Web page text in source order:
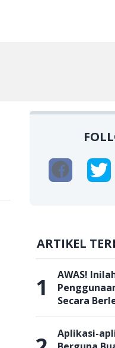
ARTIKEL
1
AWAS!
Secara
Aplikasi-